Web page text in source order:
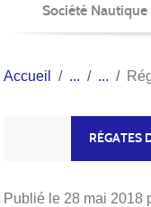
Société
Accueil
RÉGATES
Publié le 28 mai 2018